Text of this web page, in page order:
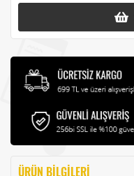
ÜRÜN BILGILERI